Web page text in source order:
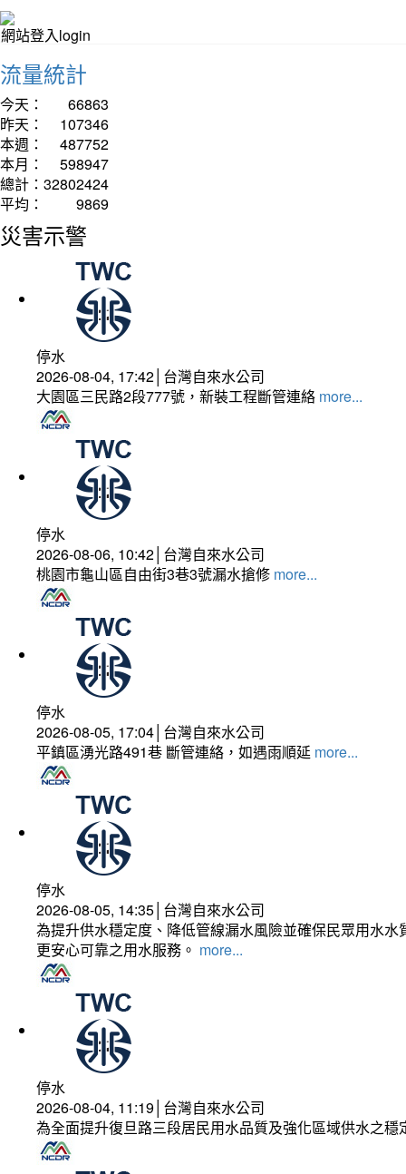
網站登入login
流量統計
今天：
66863
昨天：
107346
本週：
487752
本月：
598947
總計： 32802424
平均：
9869
災害示警
停水
2026-08-04, 17:42│台灣自來水公司
大園區三民路2段777號，新裝工程斷管連絡 more...
停水
2026-08-06, 10:42│台灣自來水公司
桃園市龜山區自由街3巷3號漏水搶修 more...
停水
2026-08-05, 17:04│台灣自來水公司
平鎮區湧光路491巷 斷管連絡，如遇雨順延 more...
停水
2026-08-05, 14:35│台灣自來水公司
為提升供水穩定度、降低管線漏水風險並確保民眾用水
更安心可靠之用水服務。 more...
停水
2026-08-04, 11:19│台灣自來水公司
為全面提升復旦路三段居民用水品質及強化區域供水之